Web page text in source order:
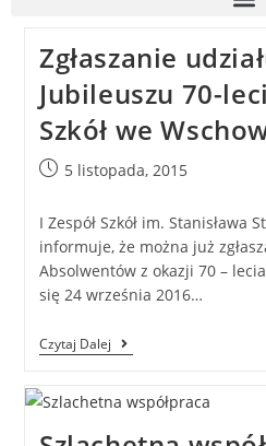
Zgłaszanie
Jubileuszu 70-
Szkół we
5 listopada, 2015
I Zespół Szkół im. Stanisława
informuje, że można już
Absolwentów z okazji 70 –
się 24 września 2016…
Czytaj Dalej